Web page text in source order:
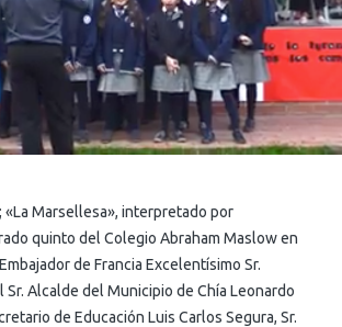
«La Marsellesa», interpretado por
quinto del Colegio Abraham Maslow en
de Francia Excelentísimo Sr.
Sr. Alcalde del Municipio de Chía Leonardo
de Educación Luis Carlos Segura, Sr.